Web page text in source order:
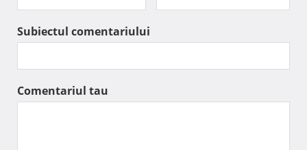
Subiectul comentariului
Comentariul tau